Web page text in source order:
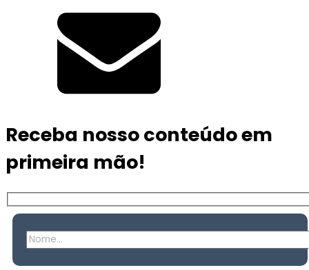
Receba nosso conteúdo em
primeira mão!